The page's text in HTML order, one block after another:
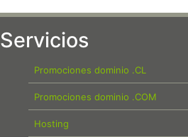
Servicios
Promociones dominio .CL
Promociones dominio .COM
Hosting